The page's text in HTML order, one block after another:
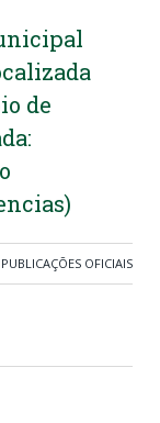
de
PUBLICAÇÕES OFICIAIS